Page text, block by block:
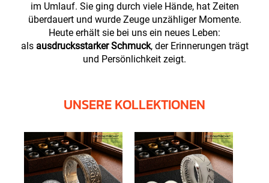
im Umlauf. Sie ging durch viele Hände, hat Zeiten
überdauert und wurde Zeuge unzähliger Momente.
Heute erhält sie bei uns ein neues Leben:
als ausdrucksstarker Schmuck, der Erinnerungen trägt
und Persönlichkeit zeigt.
UNSERE KOLLEKTIONEN